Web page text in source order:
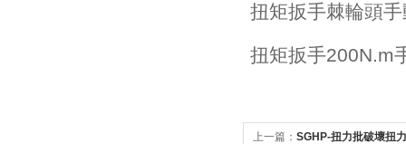
扭矩扳手棘輪頭
扭矩扳手200N.m
上一篇： SGHP-扭力批破壞扭